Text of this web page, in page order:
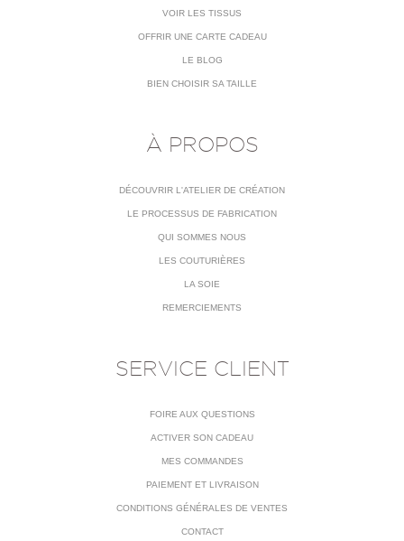
VOIR LES TISSUS
OFFRIR UNE CARTE CADEAU
LE BLOG
BIEN CHOISIR SA TAILLE
À PROPOS
DÉCOUVRIR L'ATELIER DE CRÉATION
LE PROCESSUS DE FABRICATION
QUI SOMMES NOUS
LES COUTURIÈRES
LA SOIE
REMERCIEMENTS
SERVICE CLIENT
FOIRE AUX QUESTIONS
ACTIVER SON CADEAU
MES COMMANDES
PAIEMENT ET LIVRAISON
CONDITIONS GÉNÉRALES DE VENTES
CONTACT